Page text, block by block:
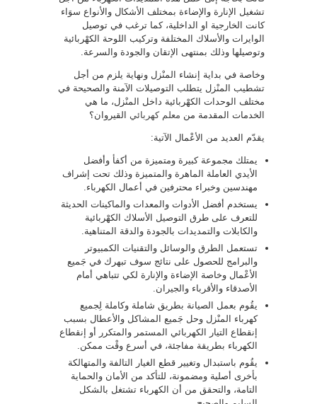
تشغيل الإنارة والإضاءة بمختلف الأشكال والأنواع سوَاء
كانت الخارجية او الداخلية، كما ترغب في توصيل
الوايرات والأسلاك المختلفة وتركيب اللوحة الكهْربائية
وتوصيلها وذلك بمنتهى الإتقان والجودة والسرعة.
وخاصة في بداية إنشاء المنْزل ونهاية يلزم من أجل
تشطيب المنْزل يتطلب التوصيلات الآمنة والصحيحة في
مختلف الوحدات الكهْربائية داخل المنْزل، ما هي
الخدمات المقدمة من معلم كهربائي القيروان؟
يقدّم العديد من الأعْمال الآتية:
يمتلك مجموعة كبيرة ومتميزة من أكفأ وأفضل
الأيدي العاملة الماهرة والمتميزة وذلك تحت إشراف
مهندسين وخبراء محترفين في أعمال الكهرباء.
يستخدم أفضل الأدوات والمعدات والماكينات الحديثة
للتعرف على طرق التوصيل الأسلاك الكهْربائية
والكابلات والتمديدات بالجودة والدقة المتناهية.
تستعمل الطرق والوسائل والتقنيات الكمبيوتر
والبرامج للحصول على نتائج سوف تبهرك في جَميع
الأعْمال وخاصة الإضاءة والإنارة لكي تتباهي أمام
الأصدقاء والأقرباء والجيران.
يقُوم بعمل الصيانة بطريق شاملة وكاملة لِجميع
كهرباء المنْزل وحل جَميع المشاكل والأعطال بسبب
إنقطاع التيار الكهربائي المستمر والمتكرر أو إنقطاع
الكهرباء بطريقة مفاجئة، في أسرع وقْت ممكن.
يقُوم باستبدال وتغيير قطع الغيار التالفة والمتهالكة
بأخرى أصلية ومضمونة، للتأكد من الأمان والحماية
التامة، والتحقق من أن الكهرباء تشتغل بالشكل